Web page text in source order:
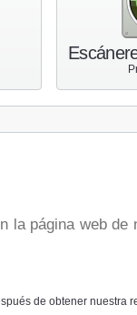
de obtener nuestra